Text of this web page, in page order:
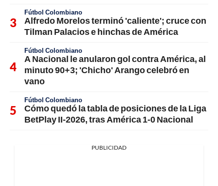
Fútbol Colombiano
Alfredo Morelos terminó 'caliente'; cruce con
Tilman Palacios e hinchas de América
Fútbol Colombiano
A Nacional le anularon gol contra América, al
minuto 90+3; 'Chicho' Arango celebró en
vano
Fútbol Colombiano
Cómo quedó la tabla de posiciones de la Liga
BetPlay II-2026, tras América 1-0 Nacional
PUBLICIDAD